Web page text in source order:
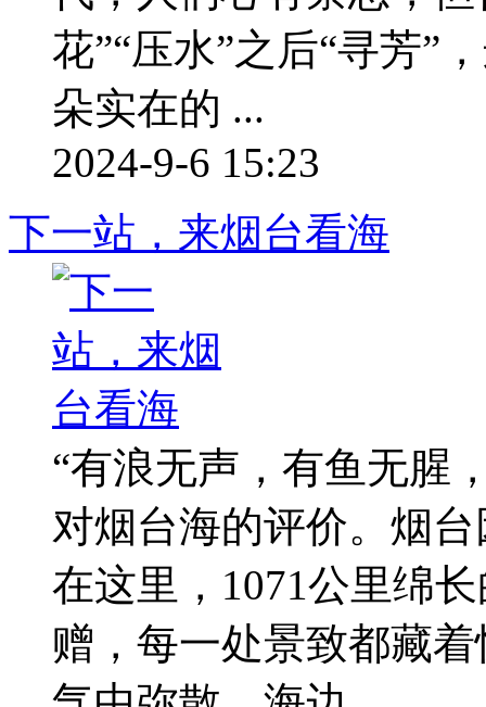
花”“压水”之后“寻芳”
朵实在的 ...
2024-9-6 15:23
下一站，来烟台看海
“有浪无声，有鱼无腥
对烟台海的评价。烟
在这里，1071公里绵
赠，每一处景致都藏